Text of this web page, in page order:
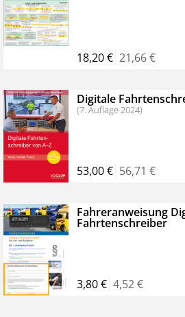
Bestellen Sie jetzt das
Kennenlern-Abo für zwei Monate
Monaten brauchen Sie nichts
Abonnement endet automatisch,
weiteren Verpflichtungen.
18,20 € 21,66 €
Digitale
(7. Auflage 2024)
53,00 € 56,71 €
Fahreranweisung
Fahrtenschreiber
3,80 € 4,52 €